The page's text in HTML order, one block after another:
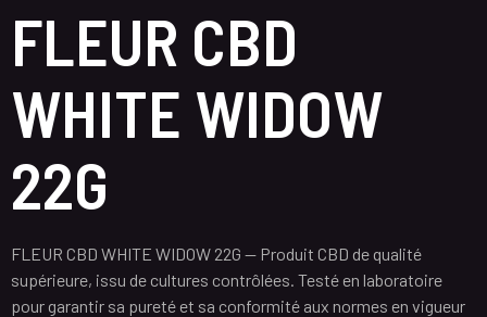
FLEUR CBD
WHITE WIDOW
22G
FLEUR CBD WHITE WIDOW 22G — Produit CBD de qualité
supérieure, issu de cultures contrôlées. Testé en laboratoire
pour garantir sa pureté et sa conformité aux normes en vigueur